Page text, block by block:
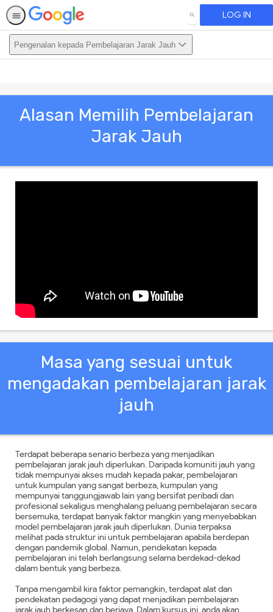
SEARCH LOG IN
Pengenalan kepada Pembelajaran Jarak Jauh
This activity is also available in English.
Alasan Memilih Pembelajaran
Jarak Jauh
Masa yang sesuai untuk
mengadakan pembelajaran jarak
jauh
Terdapat beberapa senario berbeza yang menjadikan
pembelajaran jarak jauh diperlukan. Daripada komuniti jauh yang
tidak mempunyai akses mudah kepada pakar, pembelajaran
untuk kumpulan yang sangat berbeza, kumpulan yang
mempunyai tanggungjawab lain yang bersifat peribadi dan
profesional sekaligus menghalang peluang pembelajaran secara
bersemuka, terdapat banyak faktor mangkin yang menyebabkan
model pembelajaran jarak jauh diperlukan. Dunia terpaksa
melihat pada struktur ini untuk pembelajaran apabila berdepan
dengan pandemik global. Namun, pendekatan kepada
pembelajaran ini telah berlangsung selama berdekad-dekad
dalam bentuk yang berbeza.
Tanpa mengambil kira faktor pemangkin, terdapat alat dan
pendekatan pedagogi yang dapat menjadikan pembelajaran
jarak jauh berkesan dan berjaya. Dalam kursus ini, anda akan